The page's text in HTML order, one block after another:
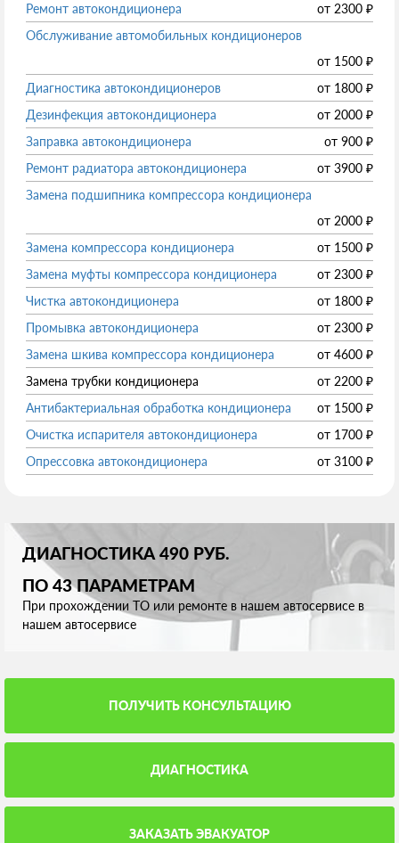
Ремонт автокондиционера от 2300 ₽
Обслуживание автомобильных кондиционеров
от 1500 ₽
Диагностика автокондиционеров
от 1800 ₽
Дезинфекция автокондиционера
от 2000 ₽
Заправка автокондиционера
от 900 ₽
Ремонт радиатора автокондиционера
от 3900 ₽
Замена подшипника компрессора кондиционера
от 2000 ₽
Замена компрессора кондиционера
от 1500 ₽
Замена муфты компрессора кондиционера
от 2300 ₽
Чистка автокондиционера
от 1800 ₽
Промывка автокондиционера
от 2300 ₽
Замена шкива компрессора кондиционера
от 4600 ₽
Замена трубки кондиционера
от 2200 ₽
Антибактериальная обработка кондиционера
от 1500 ₽
Очистка испарителя автокондиционера
от 1700 ₽
Опрессовка автокондиционера
от 3100 ₽
ДИАГНОСТИКА 490 РУБ.
ПО 43 ПАРАМЕТРАМ
При прохождении ТО или ремонте в нашем автосервисе в
нашем автосервисе
ПОЛУЧИТЬ КОНСУЛЬТАЦИЮ
ДИАГНОСТИКА
ЗАКАЗАТЬ ЭВАКУАТОР